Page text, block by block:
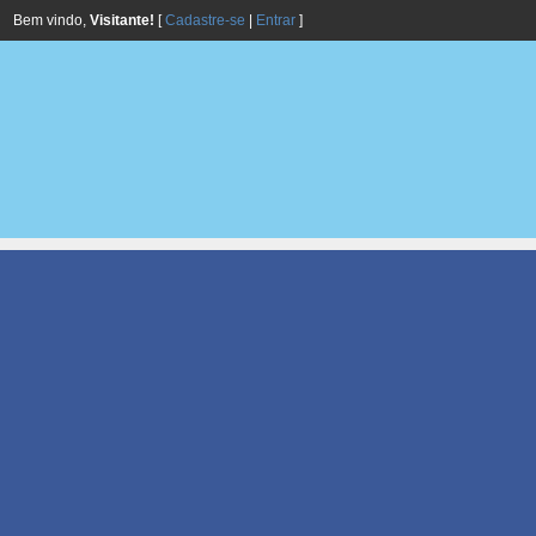
Bem vindo, Visitante! [Cadastre-se Entrar ]